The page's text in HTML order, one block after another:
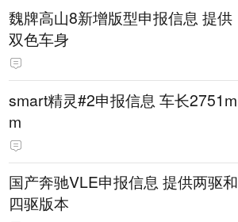
魏牌高山8新增版型申报信息 提供
双色车身
smart精灵#2申报信息 车长2751m
m
国产奔驰VLE申报信息 提供两驱和
四驱版本